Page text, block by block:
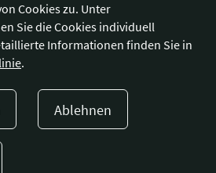
Cookies zu. Unter
Sie die Cookies individuell
Informationen finden Sie in
.
Ablehnen